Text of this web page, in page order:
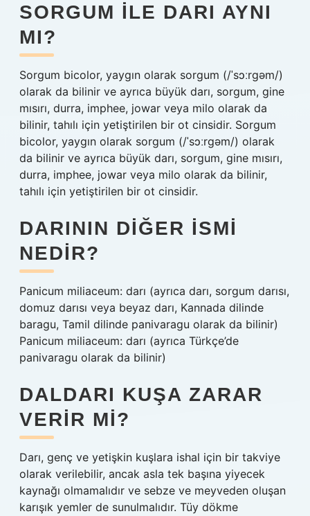
SORGUM ILE DARI AYNI
MI?
Sorgum bicolor, yaygın olarak sorgum (/ˈsɔːrɡəm/)
olarak da bilinir ve ayrıca büyük darı, sorgum, gine
mısırı, durra, imphee, jowar veya milo olarak da
bilinir, tahılı için yetiştirilen bir ot cinsidir. Sorgum
bicolor, yaygın olarak sorgum (/ˈsɔːrɡəm/) olarak
da bilinir ve ayrıca büyük darı, sorgum, gine mısırı,
durra, imphee, jowar veya milo olarak da bilinir,
tahılı için yetiştirilen bir ot cinsidir.
DARININ DIĞER ISMI
NEDIR?
Panicum miliaceum: darı (ayrıca darı, sorgum darısı,
domuz darısı veya beyaz darı, Kannada dilinde
baragu, Tamil dilinde panivaragu olarak da bilinir)
Panicum miliaceum: darı (ayrıca Türkçe’de
panivaragu olarak da bilinir)
DALDARI KUŞA ZARAR
VERIR MI?
Darı, genç ve yetişkin kuşlara ishal için bir takviye
olarak verilebilir, ancak asla tek başına yiyecek
kaynağı olmamalıdır ve sebze ve meyveden oluşan
karışık yemler de sunulmalıdır. Tüy dökme